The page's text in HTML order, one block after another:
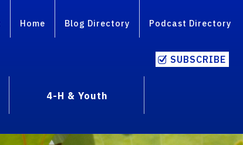
Home Blog Directory Podcast Directory
SUBSCRIBE
4-H & Youth